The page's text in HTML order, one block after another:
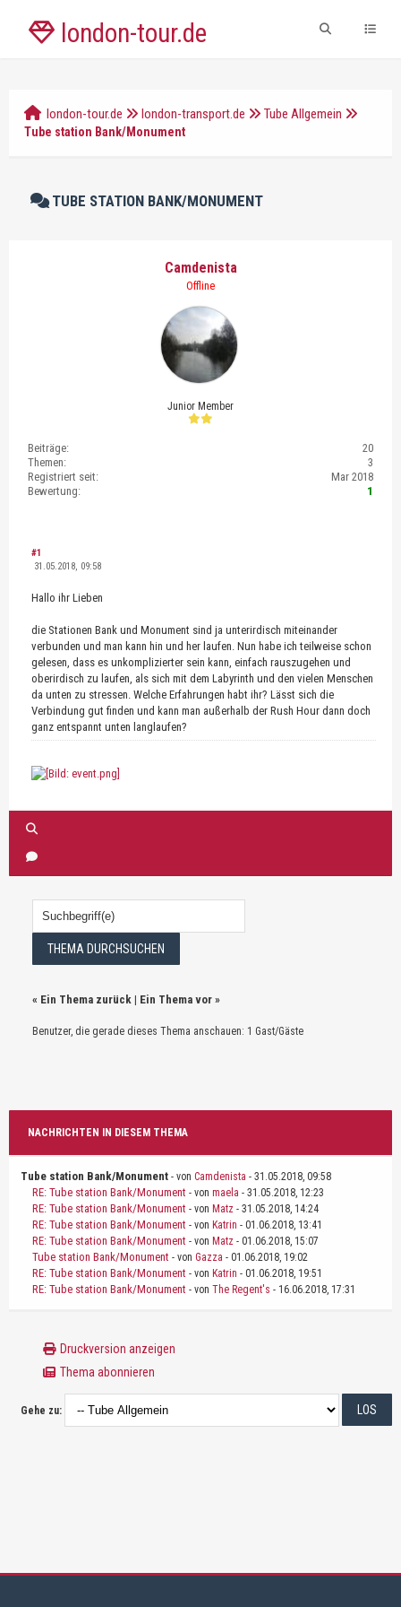
london-tour.de
london-tour.de london-transport.de Tube Allgemein
Tube station Bank/Monument
TUBE STATION BANK/MONUMENT
Camdenista
Offline
Junior Member
Beiträge:
20
Themen:
3
Registriert seit:
Mar 2018
Bewertung:
1
#1
31.05.2018, 09:58
Hallo ihr Lieben
die Stationen Bank und Monument sind ja unterirdisch miteinander
verbunden und man kann hin und her laufen. Nun habe ich teilweise schon
gelesen, dass es unkomplizierter sein kann, einfach rauszugehen und
oberirdisch zu laufen, als sich mit dem Labyrinth und den vielen Menschen
da unten zu stressen. Welche Erfahrungen habt ihr? Lässt sich die
Verbindung gut finden und kann man außerhalb der Rush Hour dann doch
ganz entspannt unten langlaufen?
« Ein Thema zurück | Ein Thema vor »
Benutzer, die gerade dieses Thema anschauen: 1 Gast/Gäste
NACHRICHTEN IN DIESEM THEMA
Tube station Bank/Monument - von Camdenista - 31.05.2018, 09:58
RE: Tube station Bank/Monument - von maela - 31.05.2018, 12:23
RE: Tube station Bank/Monument - von Matz - 31.05.2018, 14:24
RE: Tube station Bank/Monument - von Katrin - 01.06.2018, 13:41
RE: Tube station Bank/Monument - von Matz - 01.06.2018, 15:07
Tube station Bank/Monument - von Gazza - 01.06.2018, 19:02
RE: Tube station Bank/Monument - von Katrin - 01.06.2018, 19:51
RE: Tube station Bank/Monument - von The Regent's - 16.06.2018, 17:31
Druckversion anzeigen
Thema abonnieren
Gehe zu: